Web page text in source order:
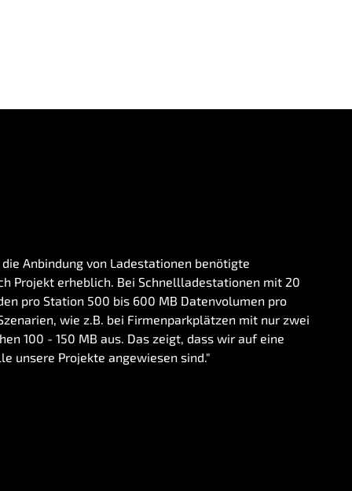
Anbindung von Ladestationen benötigte
Projekt erheblich. Bei Schnellladestationen mit 20
pro Station 500 bis 600 MB Datenvolumen pro
wie z.B. bei Firmenparkplätzen mit nur zwei
100 - 150 MB aus. Das zeigt, dass wir auf eine
unsere Projekte angewiesen sind."